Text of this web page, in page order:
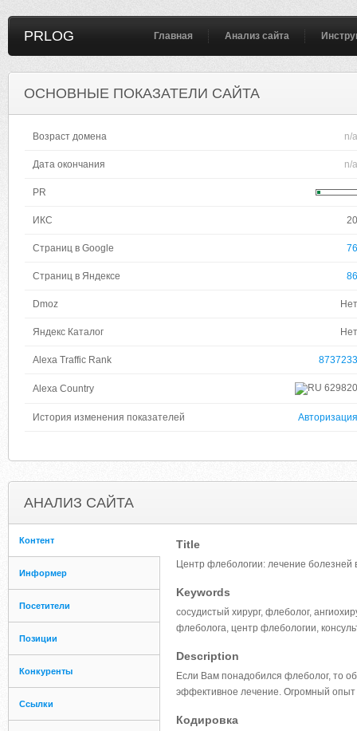
PRLOG Главная Анализ сайта
ОСНОВНЫЕ ПОКАЗАТЕЛИ САЙТА
Возраст домена n/a
Дата окончания n/a
PR
ИКС 20
Страниц в Google 76
Страниц в Яндексе 86
Dmoz Нет
Яндекс Каталог Нет
Alexa Traffic Rank 8737233
Alexa Country 629820
История изменения показателей Авторизация
АНАЛИЗ САЙТА
Контент
Информер
Посетители
Позиции
Конкуренты
Ссылки
Title
Центр флебологии: лечение
Keywords
сосудистый хирург, флеболог,
флеболога, центр флебологии,
Description
Если Вам понадобился флеболог, то
эффективное лечение. Огромный опыт
Кодировка